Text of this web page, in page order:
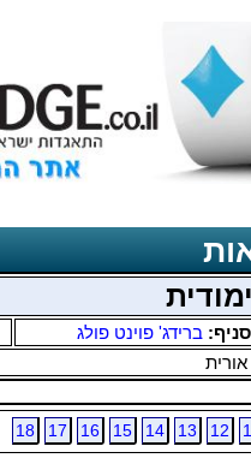
סניף: ברידג' פוינט פולג
אורית
12
13
14
15
16
17
18